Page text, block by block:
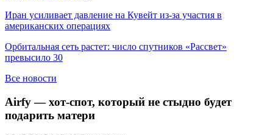
Иран усиливает давление на Кувейт из-за участия в
американских операциях
Орбитальная сеть растет: число спутников «Рассвет»
превысило 30
Все новости
Airfy — хот-спот, который не стыдно будет
подарить матери